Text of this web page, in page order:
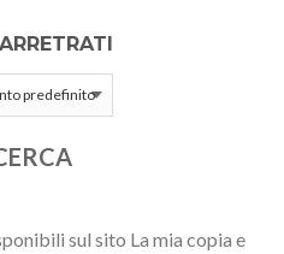
ARRETRATI
sul sito La mia copia e